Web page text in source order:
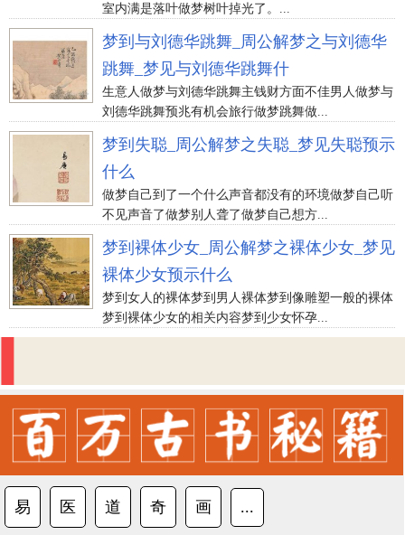
室内满是落叶做梦树叶掉光了。...
梦到与刘德华跳舞_周公解梦之与刘德华
跳舞_梦见与刘德华跳舞什
生意人做梦与刘德华跳舞主钱财方面不佳男人做梦与
刘德华跳舞预兆有机会旅行做梦跳舞做...
梦到失聪_周公解梦之失聪_梦见失聪预示
什么
做梦自己到了一个什么声音都没有的环境做梦自己听
不见声音了做梦别人聋了做梦自己想方...
梦到裸体少女_周公解梦之裸体少女_梦见
裸体少女预示什么
梦到女人的裸体梦到男人裸体梦到像雕塑一般的裸体
梦到裸体少女的相关内容梦到少女怀孕...
易 医 道 奇 画 ...